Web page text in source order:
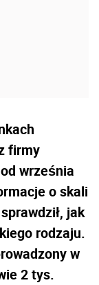
firmy
września
o skali
jak
rodzaju.
w
2 tys.